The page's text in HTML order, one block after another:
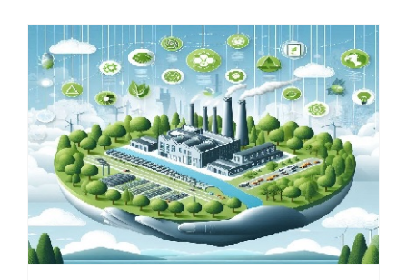
Estrategias Empresariales para
Gestionar el Impacto Ambiental
y Reducir la Huella de Carbono